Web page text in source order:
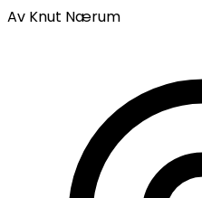
Av Knut Nærum